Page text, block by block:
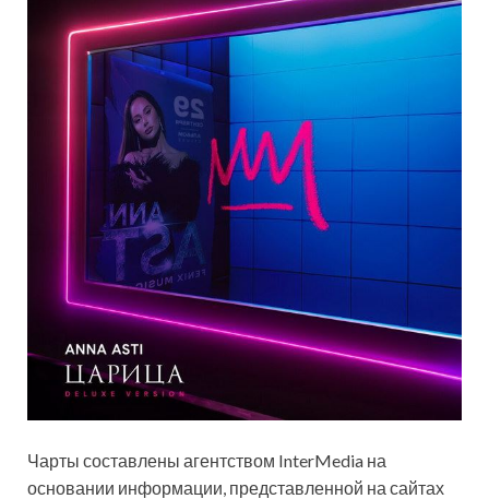
Чарты составлены агентством InterMedia на
основании информации, представленной на сайтах